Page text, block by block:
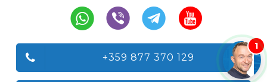
+359 877 370 129
1